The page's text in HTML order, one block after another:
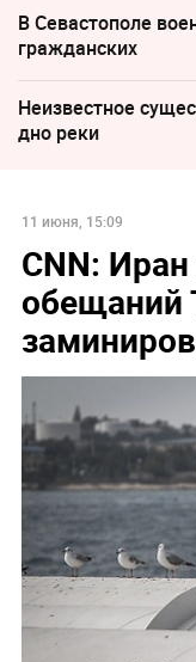
В Севастополе
гражданских
Неизвестное
дно реки
11 июня, 15:09
CNN:
обещаний